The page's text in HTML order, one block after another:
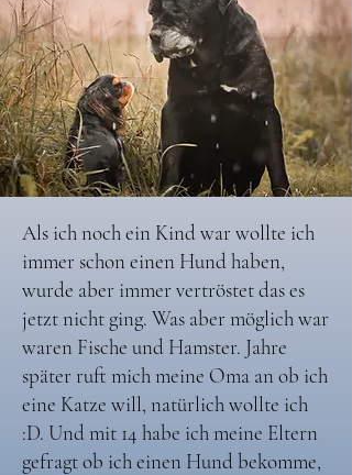
Als ich noch ein Kind war wollte ich
immer schon einen Hund haben,
wurde aber immer vertröstet das es
jetzt nicht ging. Was aber möglich war
waren Fische und Hamster. Jahre
später ruft mich meine Oma an ob ich
eine Katze will, natürlich wollte ich
:D. Und mit 14 habe ich meine Eltern
gefragt ob ich einen Hund bekomme,